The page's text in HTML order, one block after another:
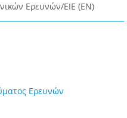
Ερευνών/ΕΙΕ (EN)
Ερευνών